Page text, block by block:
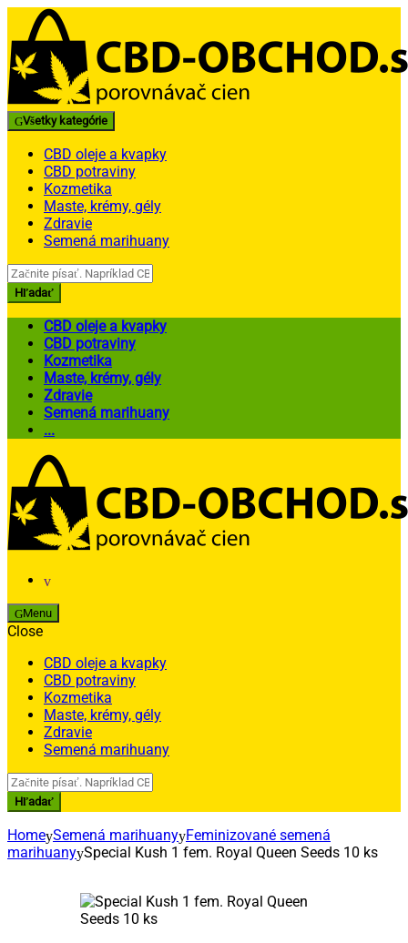
navigation
content
Všetky kategórie
CBD oleje a kvapky
CBD potraviny
Kozmetika
Maste, krémy, gély
Zdravie
Semená marihuany
Search
for:
Hľadať
CBD oleje a kvapky
CBD potraviny
Kozmetika
Maste, krémy, gély
Zdravie
Semená marihuany
...
Menu
Close
CBD oleje a kvapky
CBD potraviny
Kozmetika
Maste, krémy, gély
Zdravie
Semená marihuany
Search
for:
Hľadať
Home Semená marihuany Feminizované semená
marihuany Special Kush 1 fem. Royal Queen Seeds 10 ks